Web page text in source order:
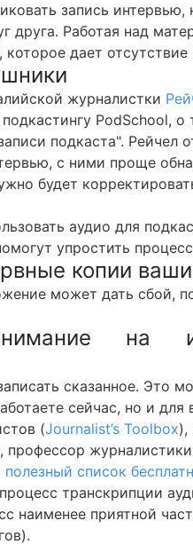
запись
друга. Работая над
дает
журналистки
PodSchool,
подкаста". Рейчел
с ними проще
будет
аудио для
упростить
копии
может дать сбой,
на
сказанное. Это
сейчас, но и
(Journalist’s Toolbox),
, профессор
полезный список
транскрипции
наименее приятной